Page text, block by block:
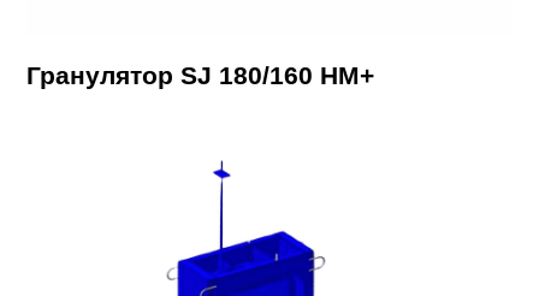
Гранулятор SJ 180/160 HM+